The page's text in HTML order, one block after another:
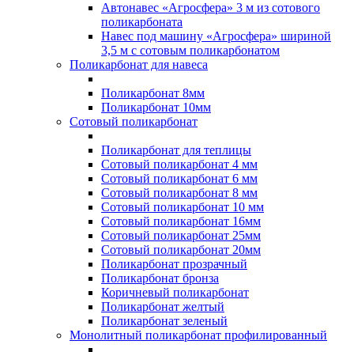
Автонавес «Агросфера» 3 м из сотового
поликарбоната
Навес под машину «Агросфера» шириной
3,5 м с сотовым поликарбонатом
Поликарбонат для навеса
Поликарбонат 8мм
Поликарбонат 10мм
Сотовый поликарбонат
Поликарбонат для теплицы
Сотовый поликарбонат 4 мм
Сотовый поликарбонат 6 мм
Сотовый поликарбонат 8 мм
Сотовый поликарбонат 10 мм
Сотовый поликарбонат 16мм
Сотовый поликарбонат 25мм
Сотовый поликарбонат 20мм
Поликарбонат прозрачный
Поликарбонат бронза
Коричневый поликарбонат
Поликарбонат желтый
Поликарбонат зеленый
Монолитный поликарбонат профилированный